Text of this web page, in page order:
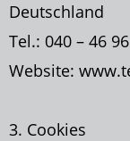
Deutschland
Tel.: 040 – 46
Website:
3. Cookies